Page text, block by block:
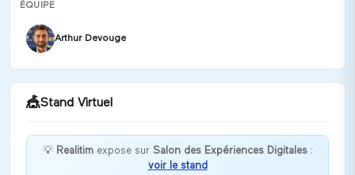
ÉQUIPE
Arthur Devouge
🎪Stand Virtuel
💡 Realitimexpose sur Salon des Expériences Digitales:
voir le stand